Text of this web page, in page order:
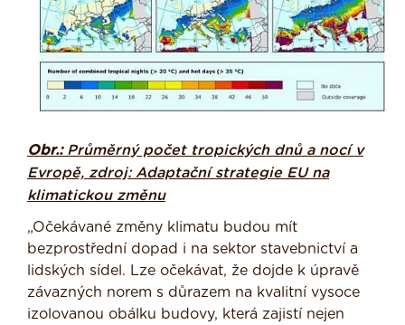
Obr.: Průměrný počet tropických dnů a nocí v
Evropě, zdroj: Adaptační strategie EU na
klimatickou změnu
„Očekávané změny klimatu budou mít
bezprostřední dopad i na sektor stavebnictví a
lidských sídel. Lze očekávat, že dojde k úpravě
závazných norem s důrazem na kvalitní vysoce
izolovanou obálku budovy, která zajistí nejen